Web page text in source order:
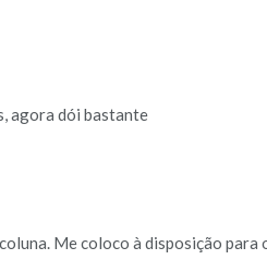
agora dói bastante
Me coloco à disposição para